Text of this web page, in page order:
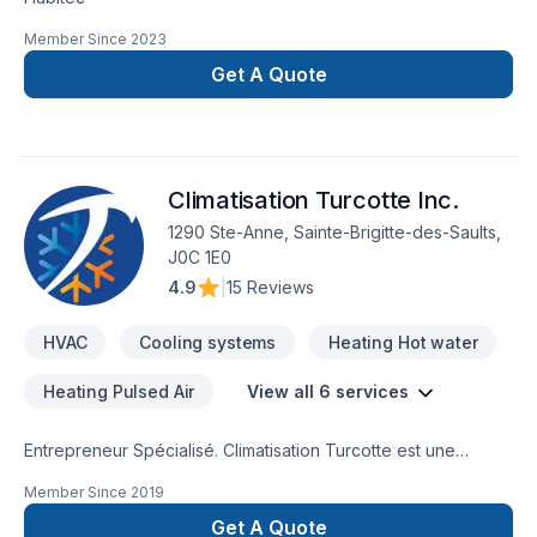
Member Since 2023
Get A Quote
Climatisation Turcotte Inc.
1290 Ste-Anne, Sainte-Brigitte-des-Saults,
J0C 1E0
4.9
15 Reviews
HVAC Cooling systems Heating Hot water
Heating Pulsed Air View all 6 services
Entrepreneur Spécialisé. Climatisation Turcotte est une
service, qualité et expertise pour vos projets futur en
climatisation, chauffage, ventilation et réfrigération.
Member Since 2019
Get A Quote